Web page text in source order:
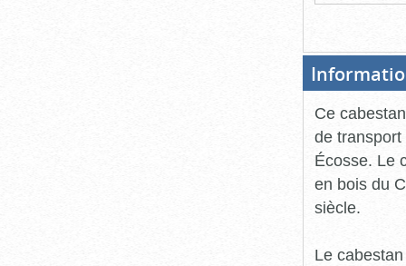
Ce
de
Écosse. Le
en bois du
siècle.
Le